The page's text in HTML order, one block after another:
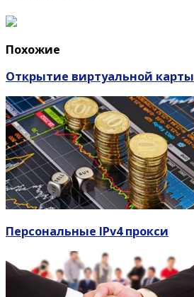
Похожие
Открытие виртуальной карты
Персональные IPv4 прокси